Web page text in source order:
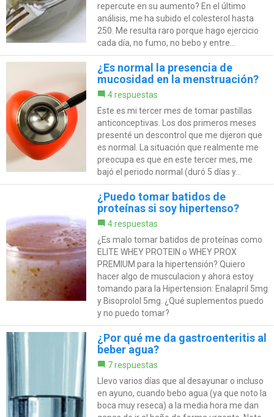
repercute en su aumento? En el último
análisis, me ha subido el colesterol hasta
250. Me resulta raro porque hago ejercicio
cada día, no fumo, no bebo y entre...
¿Es normal la presencia de
mucosidad en la menstruación?
4 respuestas
Este es mi tercer mes de tomar pastillas
anticonceptivas. Los dos primeros meses
presenté un descontrol que me dijeron que
es normal. La situación que realmente me
preocupa es que en este tercer mes, me
bajó el periodo normal (duró 5 días y...
¿Puedo tomar batidos de
proteínas si soy hipertenso?
4 respuestas
¿Es malo tomar batidos de proteínas como
ELITE WHEY PROTEIN o WHEY PROX
PREMIUM para la hipertensión? Quiero
hacer algo de musculacion y ahora estoy
tomando para la Hipertension: Enalapril 5mg
y Bisoprolol 5mg. ¿Qué suplementos puedo
y no puedo tomar?
¿Por qué me da gastroenteritis al
beber agua?
7 respuestas
Llevo varios días que al desayunar o incluso
en ayuno, cuando bebo agua (ya que noto la
boca muy reseca) a la media hora me dan